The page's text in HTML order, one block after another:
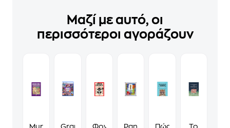
Μαζί με αυτό, οι
περισσότεροι αγοράζουν
MurdokuGrand
Φονικά
Panini
Πώς
Το